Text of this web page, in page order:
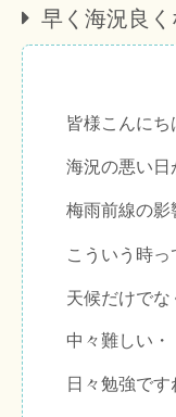
早く海況良く
皆様こんにち
海況の悪い日
梅雨前線の影
こういう時
天候だけで
中々難しい・
日々勉強です